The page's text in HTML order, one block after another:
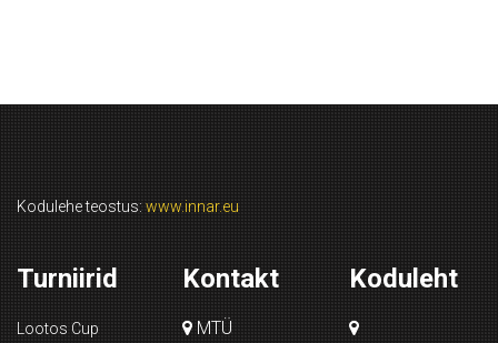
Kodulehe teostus: www.innar.eu
Turniirid
Lootos Cup
Kontakt
MTÜ
Koduleht